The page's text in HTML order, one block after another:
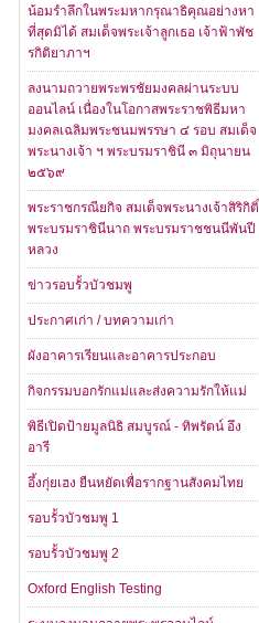
น้อมรำลึกในพระมหากรุณาธิคุณอย่างหา
ที่สุดมิได้ สมเด็จพระเจ้าลูกเธอ เจ้าฟ้าพัช
รกิติยาภาฯ
ลงนามถวายพระพรชัยมงคลผ่านระบบ
ออนไลน์ เนื่องในโอกาสพระราชพิธีมหา
มงคลเฉลิมพระชนมพรรษา ๔ รอบ สมเด็จ
พระนางเจ้า ฯ พระบรมราชินี ๓ มิถุนายน
๒๕๖๙
พระราชกรณียกิจ สมเด็จพระนางเจ้าสิริกิติ์
พระบรมราชินีนาถ พระบรมราชชนนีพันปี
หลวง
ข่าวรอบรั้วบัวชมพู
ประกาศเก่า / บทความเก่า
ผังอาคารเรียนและอาคารประกอบ
กิจกรรมบอกรักแม่และส่งความรักให้แม่
พิธีเปิดป้ายมูลนิธิ สมบูรณ์ - ทิพรัตน์ อึง
อารี
อึ้งกุ่ยเฮง ยืนหยัดเพื่อรากฐานสังคมไทย
รอบรั้วบัวชมพู 1
รอบรั้วบัวชมพู 2
Oxford English Testing